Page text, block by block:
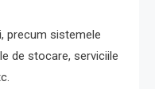
precum sistemele
de stocare, serviciile